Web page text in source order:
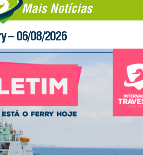
Mais Notícias
– 06/08/2026